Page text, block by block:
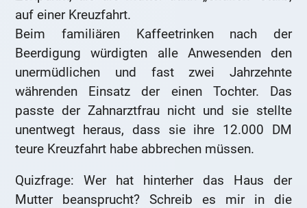
auf einer Kreuzfahrt.
Beim familiären Kaffeetrinken nach der
Beerdigung würdigten alle Anwesenden den
unermüdlichen und fast zwei Jahrzehnte
währenden Einsatz der einen Tochter. Das
passte der Zahnarztfrau nicht und sie stellte
unentwegt heraus, dass sie ihre 12.000 DM
teure Kreuzfahrt habe abbrechen müssen.
Quizfrage: Wer hat hinterher das Haus der
Mutter beansprucht? Schreib es mir in die